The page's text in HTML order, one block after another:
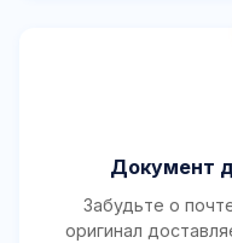
Документ
Забудьте о
оригинал